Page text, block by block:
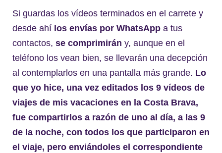
Si guardas los vídeos terminados en el carrete y
desde ahí los envías por WhatsApp a tus
contactos, se comprimirán y, aunque en el
teléfono los vean bien, se llevarán una decepción
al contemplarlos en una pantalla más grande. Lo
que yo hice, una vez editados los 9 vídeos de
viajes de mis vacaciones en la Costa Brava,
fue compartirlos a razón de uno al día, a las 9
de la noche, con todos los que participaron en
el viaje, pero enviándoles el correspondiente